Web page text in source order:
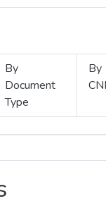
By
Document
Type
By